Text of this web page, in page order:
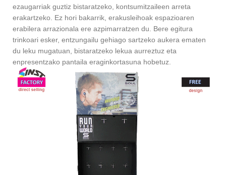
ezaugarriak guztiz bistaratzeko, kontsumitzaileen arreta
erakartzeko. Ez hori bakarrik, erakusleihoak espazioaren
erabilera arrazionala ere azpimarratzen du. Bere egitura
trinkoari esker, entzungailu gehiago sartzeko aukera ematen
du leku mugatuan, bistaratzeko lekua aurreztuz eta
enpresentzako pantaila eraginkortasuna hobetuz.